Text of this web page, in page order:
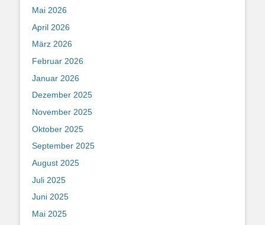
Mai 2026
April 2026
März 2026
Februar 2026
Januar 2026
Dezember 2025
November 2025
Oktober 2025
September 2025
August 2025
Juli 2025
Juni 2025
Mai 2025